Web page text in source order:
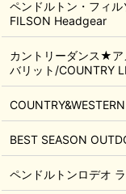
ペンドルトン・フィ
FILSON Headgear
カントリーダンス★ア
バリット/COUNTRY
BEST SEASON
ペンドルトンロデオ